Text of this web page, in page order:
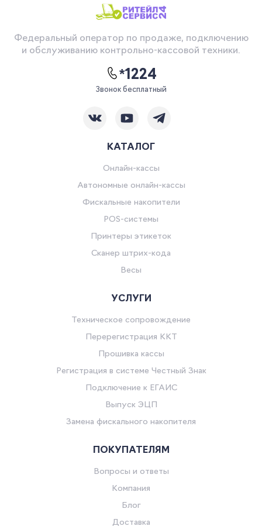
Федеральный оператор по продаже, подключению
и обслуживанию контрольно-кассовой техники.
*1224
Звонок бесплатный
КАТАЛОГ
Онлайн-кассы
Автономные онлайн-кассы
Фискальные накопители
POS-системы
Принтеры этикеток
Сканер штрих-кода
Весы
УСЛУГИ
Техническое сопровождение
Перерегистрация ККТ
Прошивка кассы
Регистрация в системе Честный Знак
Подключение к ЕГАИС
Выпуск ЭЦП
Замена фискального накопителя
ПОКУПАТЕЛЯМ
Вопросы и ответы
Компания
Блог
Доставка
Я согласен на обработку моих
персональных данных
Вернуться